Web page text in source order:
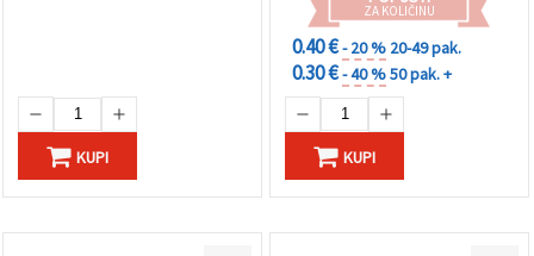
KUPI
ZA KOLIČINU
0.40 €- 20 % 20-49 pak.
0.30 €- 40 %50 pak. +
KUPI